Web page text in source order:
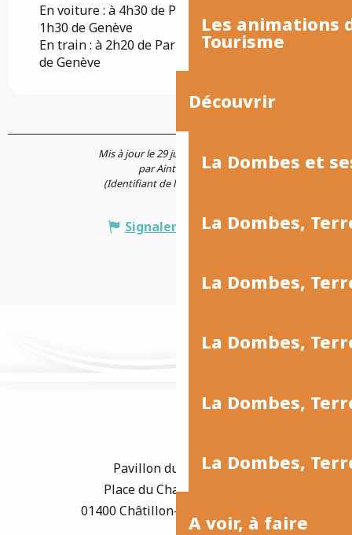
Les animations
Tourisme
Découvrir
La Dombes et
La Dombes,
La Dombes,
La Dombes,
La Dombes,
La Dombes,
A voir, à faire
En voiture : à 4h30 de Paris, 1h10 de Lyon,
1h30 de Genève
En train : à 2h20 de Paris, 1h20 de Lyon, 2h10
de Genève
Mis à jour le 29 juillet 2026 à 15:00
par Aintourisme
(Identifiant de l'offre :
Signaler une erreur
Pavillon du Tourisme
Place du Champ de Foire
01400 Châtillon-sur-Chalaronne